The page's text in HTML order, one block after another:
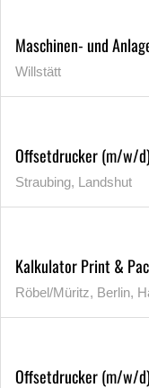
Maschinen- und
Willstätt
Offsetdrucker (m/w/d)
Straubing, Landshut
Kalkulator Print &
Röbel/Müritz, Berlin,
Offsetdrucker (m/w/d)